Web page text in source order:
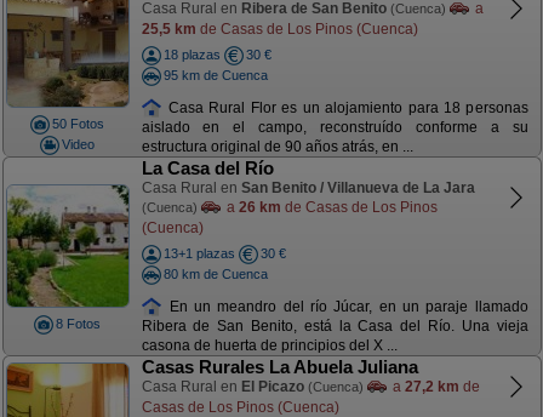
50 Fotos
Video
Casa Rural en Ribera de San Benito (Cuenca)
a
25,5 km de Casas de Los Pinos (Cuenca)
18 plazas
30 €
95 km de Cuenca
Casa Rural Flor es un alojamiento para 18 personas
aislado en el campo, reconstruído conforme a su
estructura original de 90 años atrás, en ...
8 Fotos
La Casa del Río
Casa Rural en San Benito / Villanueva de La Jara
(Cuenca) a 26 km de Casas de Los Pinos
(Cuenca)
13+1 plazas
30 €
80 km de Cuenca
En un meandro del río Júcar, en un paraje llamado
Ribera de San Benito, está la Casa del Río. Una vieja
casona de huerta de principios del X ...
Casas Rurales La Abuela Juliana
Casa Rural en El Picazo (Cuenca) a 27,2 km de
Casas de Los Pinos (Cuenca)